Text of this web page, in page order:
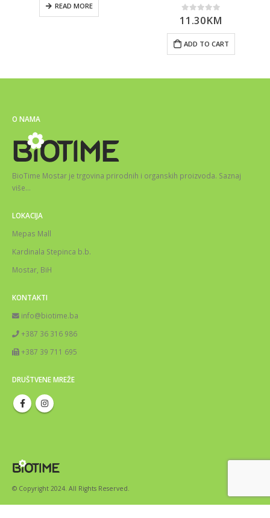
READ MORE
0 out of 5
11.30KM
ADD TO CART
O NAMA
BioTime Mostar je trgovina prirodnih i organskih proizvoda. Saznaj
više…
LOKACIJA
Mepas Mall
Kardinala Stepinca b.b.
Mostar, BiH
KONTAKTI
info@biotime.ba
+387 36 316 986
+387 39 711 695
DRUŠTVENE MREŽE
© Copyright 2024. All Rights Reserved.